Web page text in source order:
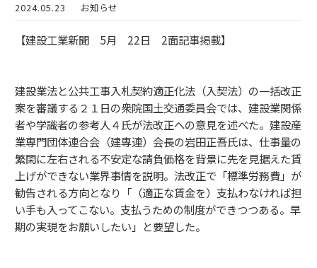
2024.05.23 お知らせ
【建設工業新聞 5月 22日 2面記事掲載】
建設業法と公共工事入札契約適正化法（入契法）の一括改正
案を審議する２１日の衆院国土交通委員会では、建設業関係
者や学識者の参考人４氏が法改正への意見を述べた。建設産
業専門団体連合会（建専連）会長の岩田正吾氏は、仕事量の
繁閑に左右される不安定な請負価格を背景に先を見据えた賃
上げができない業界事情を説明。法改正で「標準労務費」が
勧告される方向となり「（適正な賃金を）支払わなければ担
い手も入ってこない。支払うための制度ができつつある。早
期の実現をお願いしたい」と要望した。